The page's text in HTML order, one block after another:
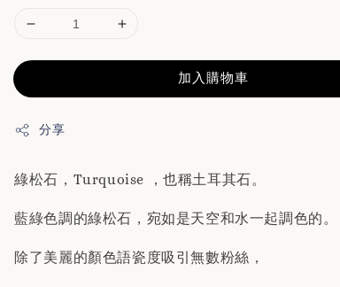
加入購物車
分享
綠松石，Turquoise ，也稱土耳其石。
藍綠色調的綠松石，宛如是天空和水一起調色的。
除了美麗的顏色語瓷度吸引無數粉絲，